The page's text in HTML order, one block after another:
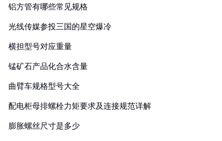
铝方管有哪些常见规格
光线传媒参投三国的星空爆冷
横担型号对应重量
锰矿石产品化合水含量
曲臂车规格型号大全
配电柜母排螺栓力矩要求及连接规范详解
膨胀螺丝尺寸是多少